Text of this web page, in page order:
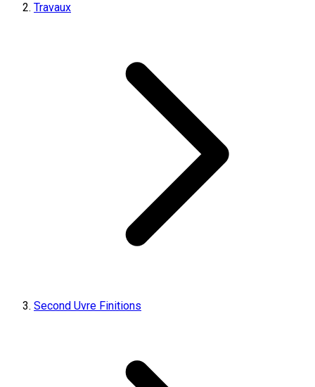
Travaux
Second Uvre Finitions